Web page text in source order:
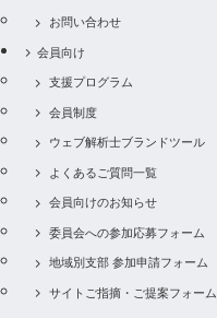
お問い合わせ
会員向け
支援プログラム
会員制度
ウェブ解析士ブランドツール
よくあるご質問一覧
会員向けのお知らせ
委員会への参加応募フォーム
地域別支部 参加申請フォーム
サイトご指摘・ご提案フォーム